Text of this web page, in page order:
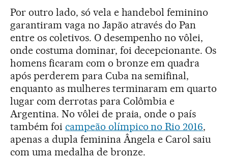
Por outro lado, só vela e handebol feminino
garantiram vaga no Japão através do Pan
entre os coletivos. O desempenho no vôlei,
onde costuma dominar, foi decepcionante. Os
homens ficaram com o bronze em quadra
após perderem para Cuba na semifinal,
enquanto as mulheres terminaram em quarto
lugar com derrotas para Colômbia e
Argentina. No vôlei de praia, onde o país
também foi campeão olímpico no Rio 2016,
apenas a dupla feminina Ângela e Carol saiu
com uma medalha de bronze.